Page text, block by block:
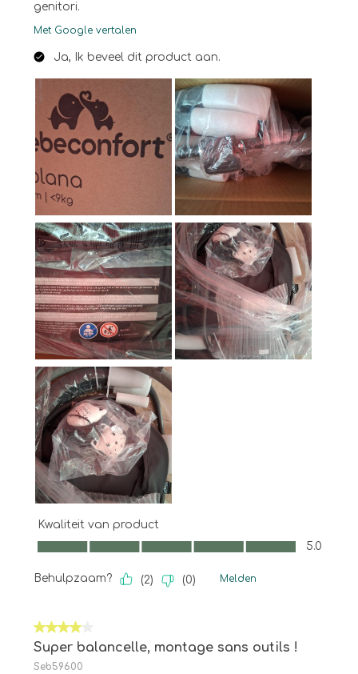
genitori.
Met Google vertalen
Ja, Ik beveel dit product aan.
Kwaliteit van product
Kwaliteit van product, 5.0 van 5
5.0
Behulpzaam? (2) (0) Melden
4 van 5 sterren.
Super balancelle, montage sans outils !
Seb59600